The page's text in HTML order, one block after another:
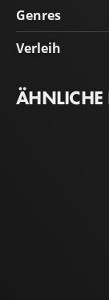
Genres
Verleih
ÄHNLICHE